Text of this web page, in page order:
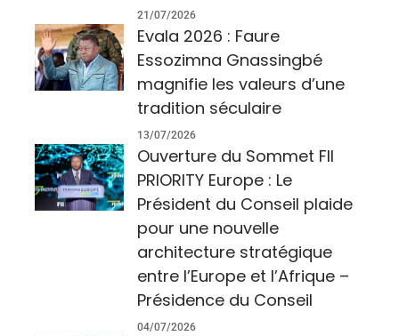
21/07/2026
Evala 2026 : Faure
Essozimna Gnassingbé
magnifie les valeurs d’une
tradition séculaire
13/07/2026
Ouverture du Sommet FII
PRIORITY Europe : Le
Président du Conseil plaide
pour une nouvelle
architecture stratégique
entre l’Europe et l’Afrique –
Présidence du Conseil
04/07/2026